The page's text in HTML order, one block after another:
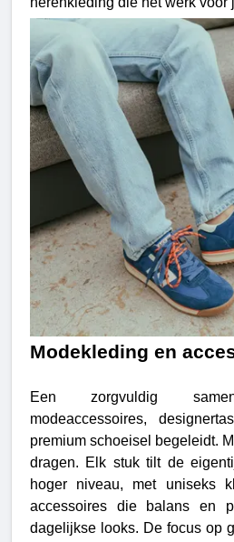
Modekleding en
Een zorgvuldig
modeaccessoires,
premium schoeisel begeleidt.
dragen. Elk stuk tilt de
hoger niveau, met uniseks
accessoires die balans en
dagelijkse looks. De focus op